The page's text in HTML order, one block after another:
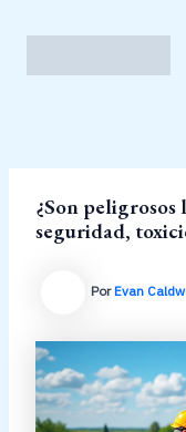
¿Son peligrosos
seguridad,
PorEvan